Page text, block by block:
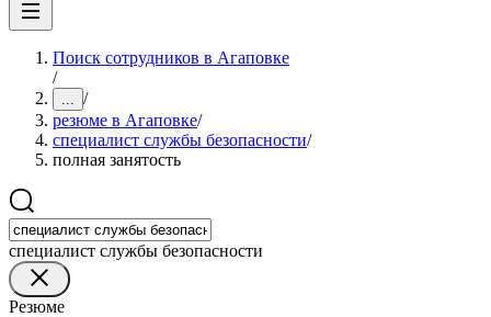
Поиск сотрудников в Агаповке
/
... /
резюме в Агаповке/
специалист службы безопасности/
полная занятость
специалист службы безопасности
Резюме